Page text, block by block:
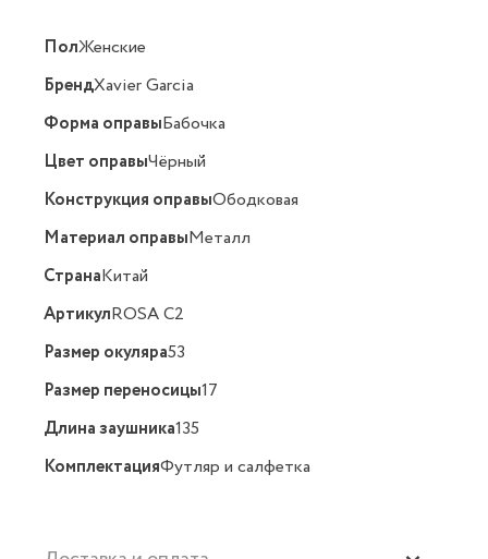
ПолЖенские
БрендXavier Garcia
Форма оправыБабочка
Цвет оправыЧёрный
Конструкция оправыОбодковая
Материал оправыМеталл
СтранаКитай
АртикулROSA C2
Размер окуляра53
Размер переносицы17
Длина заушника135
КомплектацияФутляр и салфетка